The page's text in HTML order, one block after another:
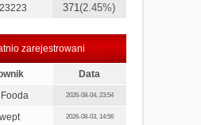
371(2.45%)
zarejestrowani
Data
2026-08-04, 23:54
2026-08-03, 14:56